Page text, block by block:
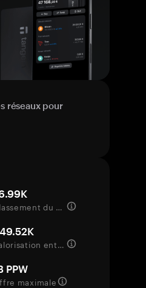
réseaux pour
Classement du marché
Valorisation entièrement diluée
PPW
maximale